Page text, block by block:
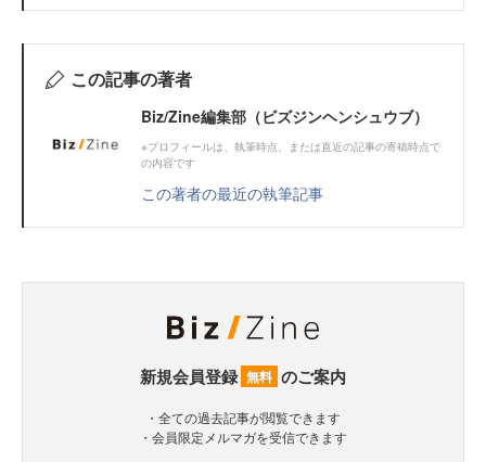
この記事の著者
Biz/Zine編集部（ビズジンヘンシュウブ）
※プロフィールは、執筆時点、または直近の記事の寄稿時点で
の内容です
この著者の最近の執筆記事
新規会員登録 無料 のご案内
・全ての過去記事が閲覧できます
・会員限定メルマガを受信できます